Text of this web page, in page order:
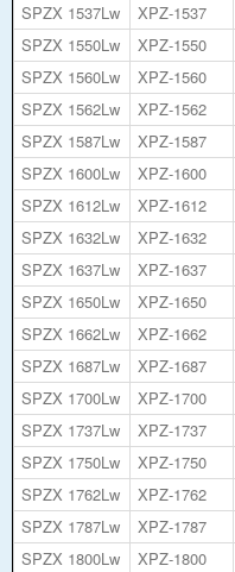
SPZX 1537Lw
XPZ-1537
SPZX 1550Lw
XPZ-1550
SPZX 1560Lw
XPZ-1560
SPZX 1562Lw
XPZ-1562
SPZX 1587Lw
XPZ-1587
SPZX 1600Lw
XPZ-1600
SPZX 1612Lw
XPZ-1612
SPZX 1632Lw
XPZ-1632
SPZX 1637Lw
XPZ-1637
SPZX 1650Lw
XPZ-1650
SPZX 1662Lw
XPZ-1662
SPZX 1687Lw
XPZ-1687
SPZX 1700Lw
XPZ-1700
SPZX 1737Lw
XPZ-1737
SPZX 1750Lw
XPZ-1750
SPZX 1762Lw
XPZ-1762
SPZX 1787Lw
XPZ-1787
SPZX 1800Lw
XPZ-1800